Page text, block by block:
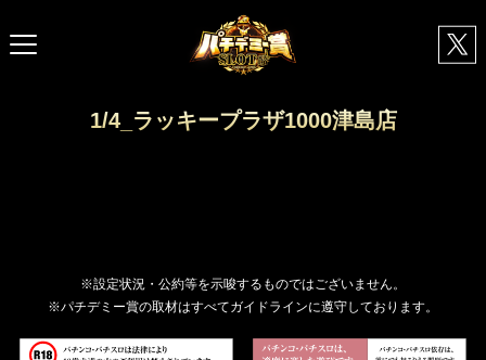
1/4_ラッキープラザ1000津島店
※設定状況・公約等を示唆するものではございません。
※パチデミー賞の取材はすべてガイドラインに遵守しております。